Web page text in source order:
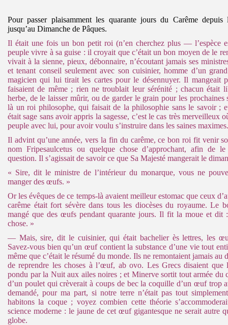
Pour passer plaisamment les quarante jours du Carême
jusqu’au Dimanche de Pâques.
Il était une fois un bon petit roi (n’en cherchez plus — l’espèce
peuple vivre à sa guise : il croyait que c’était un bon moyen de le
vivait à la sienne, pieux, débonnaire, n’écoutant jamais ses
et tenant conseil seulement avec son cuisinier, homme d’un
magicien qui lui tirait les cartes pour le désennuyer. Il mangeait
faisaient de même ; rien ne troublait leur sérénité ; chacun était
herbe, de le laisser mûrir, ou de garder le grain pour les prochaines
là un roi philosophe, qui faisait de la philosophie sans le savoir ;
était sage sans avoir appris la sagesse, c’est le cas très merveilleux
peuple avec lui, pour avoir voulu s’instruire dans les saines maximes.
Il advint qu’une année, vers la fin du carême, ce bon roi fit venir
nom Fripesaulcetus ou quelque chose d’approchant, afin de
question. Il s’agissait de savoir ce que Sa Majesté mangerait le
« Sire, dit le ministre de l’intérieur du monarque, vous ne
manger des œufs. »
Or les évêques de ce temps-là avaient meilleur estomac que ceux
carême était fort sévère dans tous les diocèses du royaume. Le
mangé que des œufs pendant quarante jours. Il fit la moue et dit
chose. »
— Mais, sire, dit le cuisinier, qui était bachelier ès lettres, les
Savez-vous bien qu’un œuf contient la substance d’une vie tout
même que c’était le résumé du monde. Ils ne remontaient jamais
de reprendre les choses à l’œuf, ab ovo. Les Grecs disaient que
pondu par la Nuit aux ailes noires ; et Minerve sortit tout armée du
d’un poulet qui crèverait à coups de bec la coquille d’un œuf trop
demandé, pour ma part, si notre terre n’était pas tout
habitons la coque ; voyez combien cette théorie
science moderne : le jaune de cet œuf gigantesque ne serait autre
globe.